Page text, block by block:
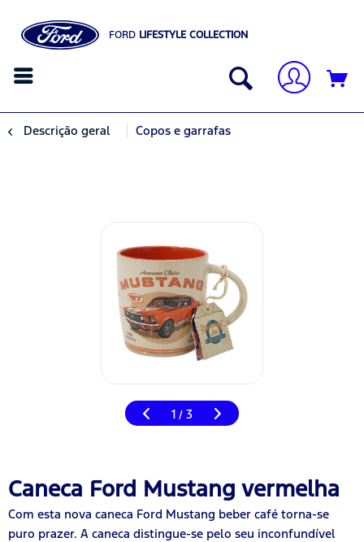
FORD LIFESTYLE COLLECTION
Descrição geral Copos e garrafas
1 / 3
Caneca Ford Mustang vermelha
Com esta nova caneca Ford Mustang beber café torna-se
puro prazer. A caneca distingue-se pelo seu inconfundível